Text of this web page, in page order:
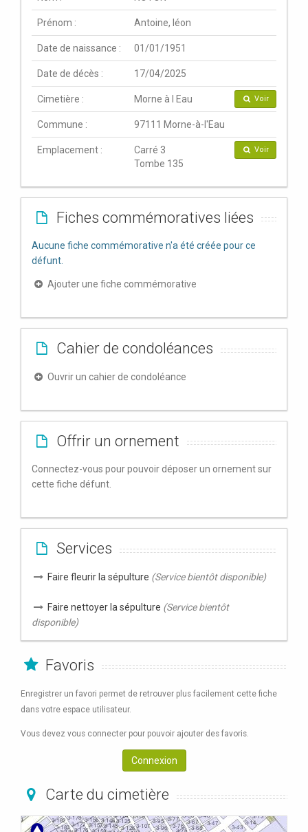
Prénom : Antoine, léon
Date de naissance : 01/01/1951
Date de décès : 17/04/2025
Cimetière : Morne à l Eau Voir
Commune : 97111 Morne-à-l'Eau
Emplacement :
Carré 3
Tombe 135
Voir
Fiches commémoratives liées
Aucune fiche commémorative n'a été créée pour ce
défunt.
Ajouter une fiche commémorative
Cahier de condoléances
Ouvrir un cahier de condoléance
Offrir un ornement
Connectez-vous pour pouvoir déposer un ornement sur
cette fiche défunt.
Services
Faire fleurir la sépulture (Service bientôt disponible)
Faire nettoyer la sépulture (Service bientôt
disponible)
Favoris
Enregistrer un favori permet de retrouver plus facilement cette fiche
dans votre espace utilisateur.
Vous devez vous connecter pour pouvoir ajouter des favoris.
Connexion
Carte du cimetière